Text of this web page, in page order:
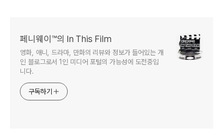
페니웨이™의 In This Film
영화, 애니, 드라마, 만화의 리뷰와 정보가 들어있는 개
인 블로그로서 1인 미디어 포털의 가능성에 도전중입
니다.
구독하기